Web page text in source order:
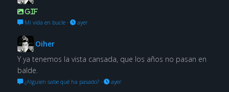
GIF
Mi vida en bucle· ayer
Oiher
Y ya tenemos la vista cansada, que los años no pasan en
balde.
¿Alguien sabe qué ha pasado?· ayer